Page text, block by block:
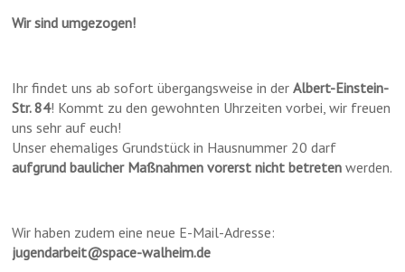
Wir sind umgezogen!
Ihr findet uns ab sofort übergangsweise in derAlbert-Einstein-
Str. 84! Kommt zu den gewohnten Uhrzeiten vorbei, wir freuen
uns sehr auf euch!
Unser ehemaliges Grundstück in Hausnummer 20 darf
aufgrund baulicher Maßnahmen vorerst nicht betreten werden.
Wir haben zudem eine neue E-Mail-Adresse:
jugendarbeit@space-walheim.de